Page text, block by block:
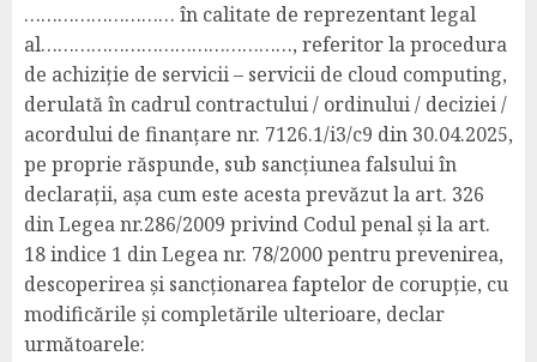
……………………… în calitate de reprezentant legal
al………………………………………, referitor la procedura
de achiziție de servicii – servicii de cloud computing,
derulată în cadrul contractului / ordinului / deciziei /
acordului de finanțare nr. 7126.1/i3/c9 din 30.04.2025,
pe proprie răspunde, sub sancțiunea falsului în
declarații, așa cum este acesta prevăzut la art. 326
din Legea nr.286/2009 privind Codul penal și la art.
18 indice 1 din Legea nr. 78/2000 pentru prevenirea,
descoperirea și sancționarea faptelor de corupție, cu
modificările și completările ulterioare, declar
următoarele: